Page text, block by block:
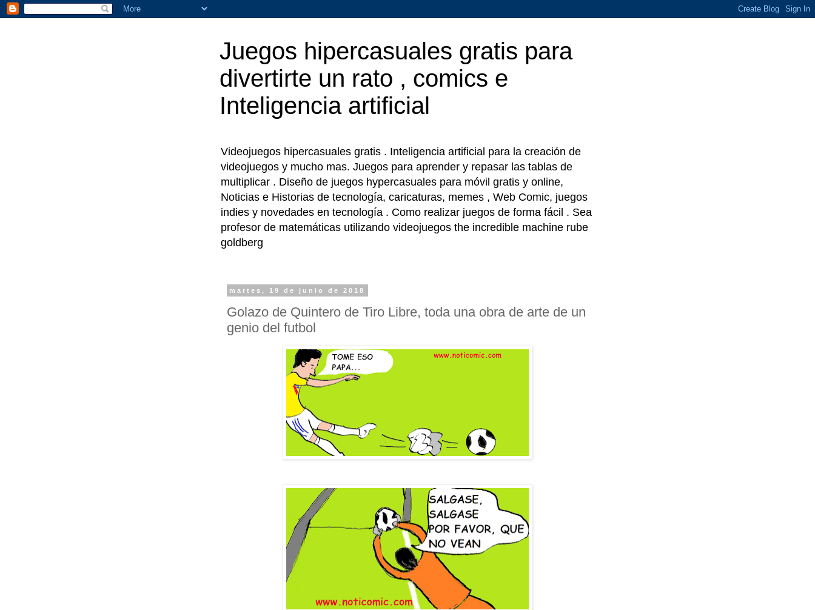
Juegos hipercasuales gratis para
divertirte un rato , comics e
Inteligencia artificial
Videojuegos hipercasuales gratis . Inteligencia artificial para la creación de
videojuegos y mucho mas. Juegos para aprender y repasar las tablas de
multiplicar . Diseño de juegos hypercasuales para móvil gratis y online,
Noticias e Historias de tecnología, caricaturas, memes , Web Comic, juegos
indies y novedades en tecnología . Como realizar juegos de forma fácil . Sea
profesor de matemáticas utilizando videojuegos the incredible machine rube
goldberg
martes, 19 de junio de 2018
Golazo de Quintero de Tiro Libre, toda una obra de arte de un
genio del futbol